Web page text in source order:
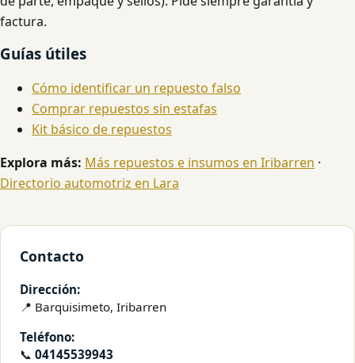
factura.
Guías útiles
Cómo identificar un repuesto falso
Comprar repuestos sin estafas
Kit básico de repuestos
Explora más: Más repuestos e insumos en Iribarren ·
Directorio automotriz en Lara
Contacto
Dirección:
📍 Barquisimeto, Iribarren
Teléfono:
📞 04145539943